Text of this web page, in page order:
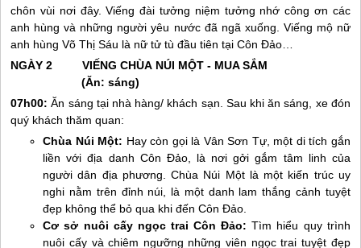
chôn vùi nơi đây. Viếng đài tưởng niệm tưởng nhớ công ơn các
anh hùng và những người yêu nước đã ngã xuống. Viếng mộ nữ
anh hùng Võ Thị Sáu là nữ tử tù đầu tiên tạiCôn Đảo
NGÀY 2 VIẾNG CHÙA NÚI MỘT - MUA SẮM
(Ăn: sáng)
07h00: Ăn sáng tại nhà hàng/ khách sạn. Sau khi ăn sáng, xe đón
quý khách thăm quan:
Chùa Núi Một: Hay còn gọi là Vân Sơn Tự, một di tích gắn
liền với địa danh Côn Đảo, là nơi gởi gắm tâm linh của
người dân địa phương. Chùa Núi Một là một kiến trúc uy
nghi nằm trên đỉnh núi, là một danh lam thắng cảnh tuyệt
đẹp không thể bỏ qua khi đếnCôn Đảo
Cơ sở nuôi cấy ngọc traiCôn Đảo: Tìm hiểu quy trình
nuôi cấy và chiêm ngưỡng những viên ngọc trai tuyệt đẹp